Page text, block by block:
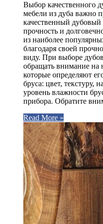
Выбор качественного
мебели из дуба важно
качественный дубовый
прочность и
из наиболее
благодаря своей
виду. При выборе
обращать внимание на
которые определяют
бруса: цвет, текстуру,
уровень влажности
прибора. Обратите
Read More »